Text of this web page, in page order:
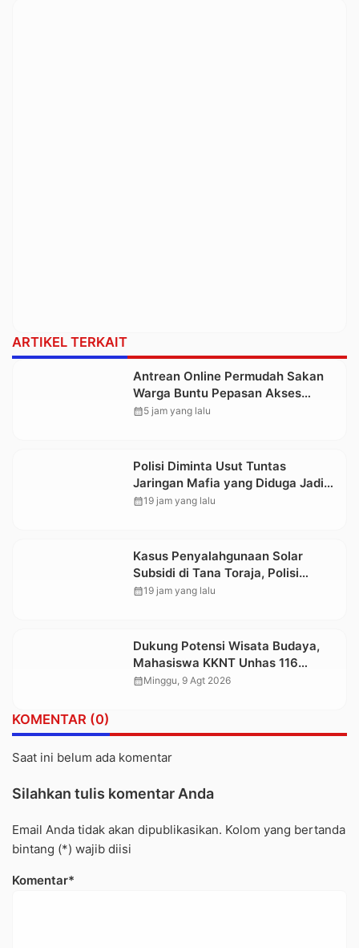
ARTIKEL TERKAIT
Antrean Online Permudah Sakan
Warga Buntu Pepasan Akses
Layanan Kesehatan Tanpa
calendar_month5 jam yang lalu
Polisi Diminta Usut Tuntas
Jaringan Mafia yang Diduga Jadi
Penyebab Kelangkaan BBM di
calendar_month19 jam yang lalu
Kasus Penyalahgunaan Solar
Subsidi di Tana Toraja, Polisi
Tetapkan Tiga Tersangka Baru
calendar_month19 jam yang lalu
Dukung Potensi Wisata Budaya,
Mahasiswa KKNT Unhas 116
Kelurahan Nonongan Utara Pasang
calendar_monthMinggu, 9 Agt 2026
KOMENTAR (0)
Saat ini belum ada komentar
Silahkan tulis komentar Anda
Email Anda tidak akan dipublikasikan. Kolom yang bertanda
bintang (*) wajib diisi
Komentar*